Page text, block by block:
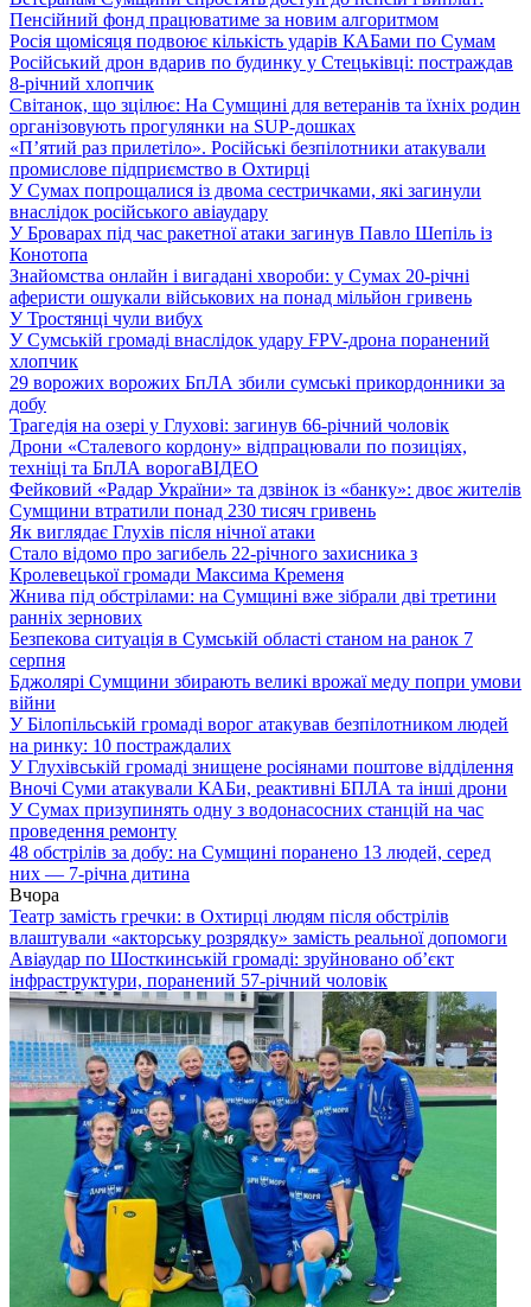
Пенсійний фонд працюватиме за новим алгоритмом
Росія щомісяця подвоює кількість ударів КАБами по Сумам
Російський дрон вдарив по будинку у Стецьківці: постраждав
8-річний хлопчик
Світанок, що зцілює: На Сумщині для ветеранів та їхніх родин
організовують прогулянки на SUP-дошках
«П’ятий раз прилетіло». Російські безпілотники атакували
промислове підприємство в Охтирці
У Сумах попрощалися із двома сестричками, які загинули
внаслідок російського авіаудару
У Броварах під час ракетної атаки загинув Павло Шепіль із
Конотопа
Знайомства онлайн і вигадані хвороби: у Сумах 20-річні
аферисти ошукали військових на понад мільйон гривень
У Тростянці чули вибух
У Сумській громаді внаслідок удару FPV-дрона поранений
хлопчик
29 ворожих ворожих БпЛА збили сумські прикордонники за
добу
Трагедія на озері у Глухові: загинув 66-річний чоловік
Дрони «Сталевого кордону» відпрацювали по позиціях,
техніці та БпЛА ворогаВІДЕО
Фейковий «Радар України» та дзвінок із «банку»: двоє жителів
Сумщини втратили понад 230 тисяч гривень
Як виглядає Глухів після нічної атаки
Стало відомо про загибель 22-річного захисника з
Кролевецької громади Максима Кременя
Жнива під обстрілами: на Сумщині вже зібрали дві третини
ранніх зернових
Безпекова ситуація в Сумській області станом на ранок 7
серпня
Бджолярі Сумщини збирають великі врожаї меду попри умови
війни
У Білопільській громаді ворог атакував безпілотником людей
на ринку: 10 постраждалих
У Глухівській громаді знищене росіянами поштове відділення
Вночі Суми атакували КАБи, реактивні БПЛА та інші дрони
У Сумах призупинять одну з водонасосних станцій на час
проведення ремонту
48 обстрілів за добу: на Сумщині поранено 13 людей, серед
них — 7-річна дитина
Вчора
Театр замість гречки: в Охтирці людям після обстрілів
влаштували «акторську розрядку» замість реальної допомоги
Авіаудар по Шосткинській громаді: зруйновано об’єкт
інфраструктури, поранений 57-річний чоловік